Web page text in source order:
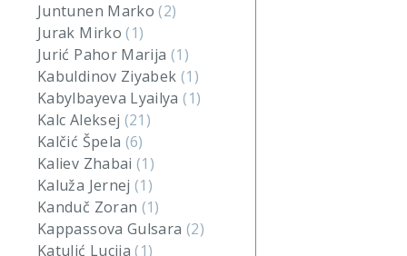
Juntunen Marko(2)
Jurak Mirko(1)
Jurić Pahor Marija (1)
Kabuldinov Ziyabek (1)
Kabylbayeva Lyailya(1)
Kalc Aleksej (21)
Kalčić Špela (6)
Kaliev Zhabai(1)
Kaluža Jernej(1)
Kanduč Zoran (1)
Kappassova Gulsara (2)
Katulić Lucija(1)